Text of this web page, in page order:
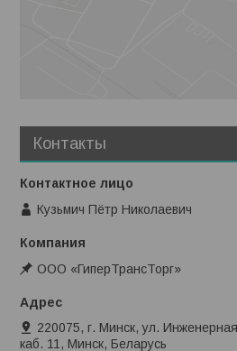
Контакты
Кузьмич Пётр Николаевич
ООО «ГиперТрансТорг»
220075, г. Минск, ул.
каб. 11, Минск, Беларусь